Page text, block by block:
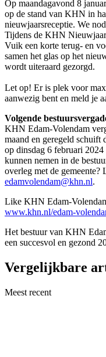
Op maandagavond 8
op de stand van KHN in
nieuwjaarsreceptie. We
Tijdens de KHN
Vuik een korte terug- en
samen het glas op het
wordt uiteraard gezorgd.
Let op! Er is plek voor
aanwezig bent en meld je
Volgende
KHN Edam-Volendam
maand en geregeld schuift
op dinsdag 6 februari
kunnen nemen in de
overleg met de gemeente?
edamvolendam@khn.nl.
Like KHN Edam-
www.khn.nl/edam-
Het bestuur van KHN
een succesvol en gezond
Vergelijkbare
Meest recent